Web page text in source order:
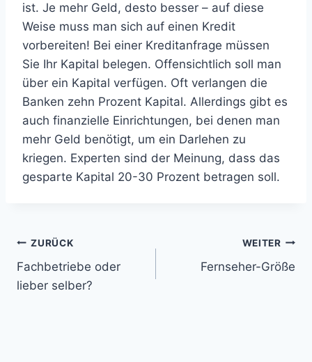
ist. Je mehr Geld, desto besser – auf diese
Weise muss man sich auf einen Kredit
vorbereiten! Bei einer Kreditanfrage müssen
Sie Ihr Kapital belegen. Offensichtlich soll man
über ein Kapital verfügen. Oft verlangen die
Banken zehn Prozent Kapital. Allerdings gibt es
auch finanzielle Einrichtungen, bei denen man
mehr Geld benötigt, um ein Darlehen zu
kriegen. Experten sind der Meinung, dass das
gesparte Kapital 20-30 Prozent betragen soll.
Beitragsnavigation
ZURÜCK
Fachbetriebe oder
lieber selber?
WEITER
Fernseher-Größe